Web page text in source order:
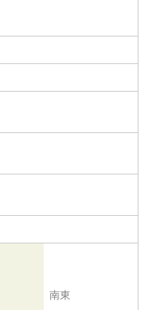
南東